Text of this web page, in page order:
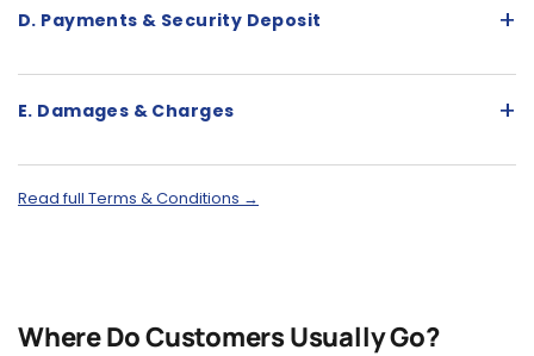
D. Payments & Security Deposit +
E. Damages & Charges +
Read full Terms & Conditions →
Where Do Customers Usually Go?